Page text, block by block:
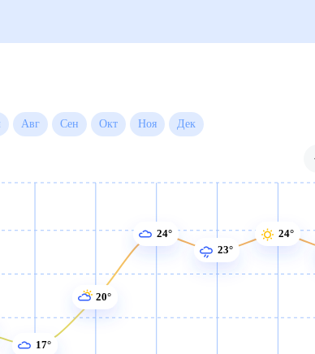
Июл Авг Сен Окт Ноя
17°
20°
24°
23°
24°